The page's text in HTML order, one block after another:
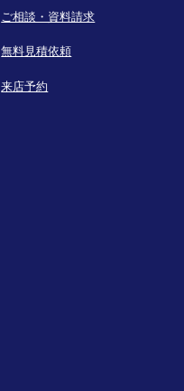
ご相談・資料請求
無料見積依頼
来店予約